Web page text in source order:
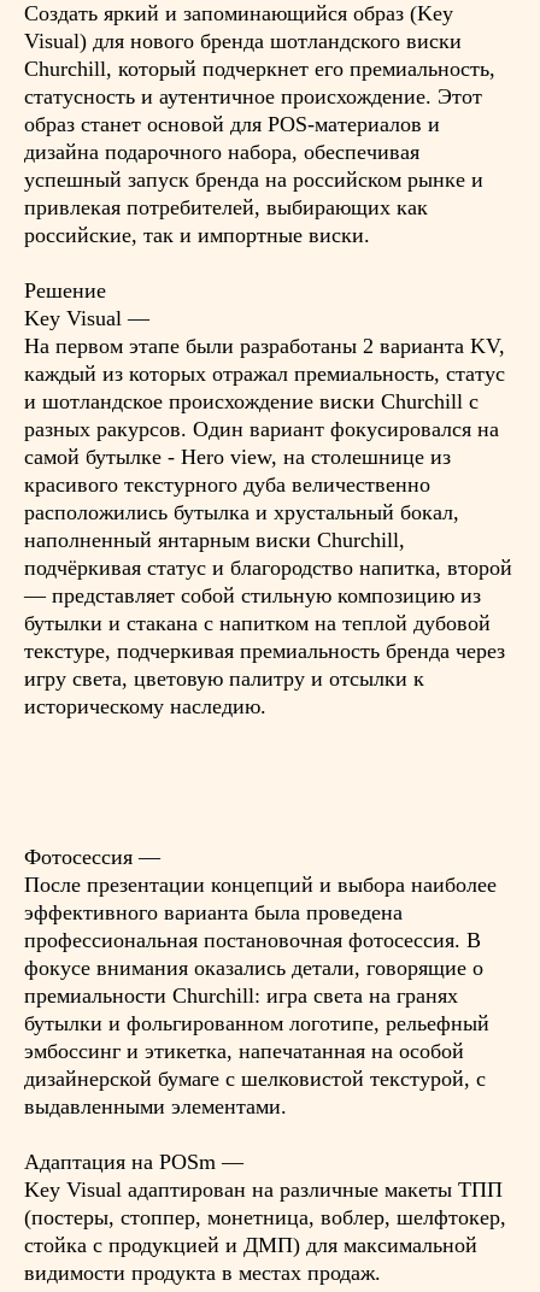
Создать яркий и запоминающийся образ (Key
Visual) для нового бренда шотландского виски
Churchill, который подчеркнет его премиальность,
статусность и аутентичное происхождение. Этот
образ станет основой для POS-материалов и
дизайна подарочного набора, обеспечивая
успешный запуск бренда на российском рынке и
привлекая потребителей, выбирающих как
российские, так и импортные виски.
Решение
Key Visual —
На первом этапе были разработаны 2 варианта KV,
каждый из которых отражал премиальность, статус
и шотландское происхождение виски Churchill с
разных ракурсов. Один вариант фокусировался на
самой бутылке - Hero view, на столешнице из
красивого текстурного дуба величественно
расположились бутылка и хрустальный бокал,
наполненный янтарным виски Churchill,
подчёркивая статус и благородство напитка, второй
— представляет собой стильную композицию из
бутылки и стакана с напитком на теплой дубовой
текстуре, подчеркивая премиальность бренда через
игру света, цветовую палитру и отсылки к
историческому наследию.
Фотосессия —
После презентации концепций и выбора наиболее
эффективного варианта была проведена
профессиональная постановочная фотосессия. В
фокусе внимания оказались детали, говорящие о
премиальности Churchill: игра света на гранях
бутылки и фольгированном логотипе, рельефный
эмбоссинг и этикетка, напечатанная на особой
дизайнерской бумаге с шелковистой текстурой, с
выдавленными элементами.
Адаптация на POSm —
Key Visual адаптирован на различные макеты ТПП
(постеры, стоппер, монетница, воблер, шелфтокер,
стойка с продукцией и ДМП) для максимальной
видимости продукта в местах продаж.